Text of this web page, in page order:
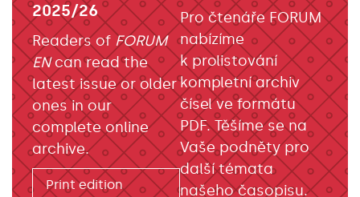
Pro čtenáře FORUM
nabízíme
k prolistování
kompletní archiv
čísel ve formátu
PDF. Těšíme se na
Vaše podněty pro
další témata
našeho časopisu.
2025/26
Readers of FORUM
ENcan read the
latest issue or older
ones in our
complete online
archive.
Print edition